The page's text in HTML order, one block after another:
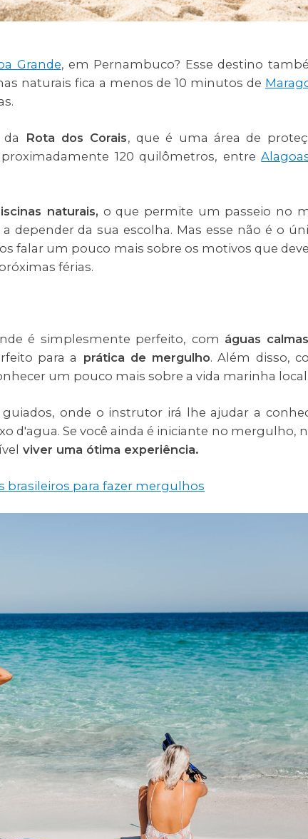
Grande, em Pernambuco? Esse destino
naturais fica a menos de 10 minutos de
Rota dos Corais, que é uma área de
120 quilômetros, entre
naturais, o que permite um passeio no
depender da sua escolha. Mas esse não é o
falar um pouco mais sobre os motivos que
férias.
é simplesmente perfeito, com águas
para a prática de mergulho. Além disso,
um pouco mais sobre a vida marinha local.
onde o instrutor irá lhe ajudar a
d'agua. Se você ainda é iniciante no mergulho,
viver uma ótima experiência.
brasileiros para fazer mergulhos